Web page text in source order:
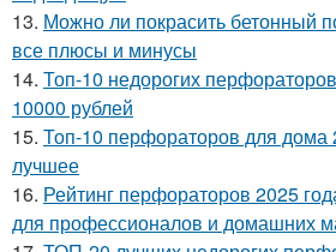
13. Можно ли покрасить бетонный
все плюсы и минусы
14. Топ-10 недорогих
10000 рублей
15. Топ-10 перфораторов для дома
лучшее
16. Рейтинг перфораторов 2025
для профессионалов и домашних